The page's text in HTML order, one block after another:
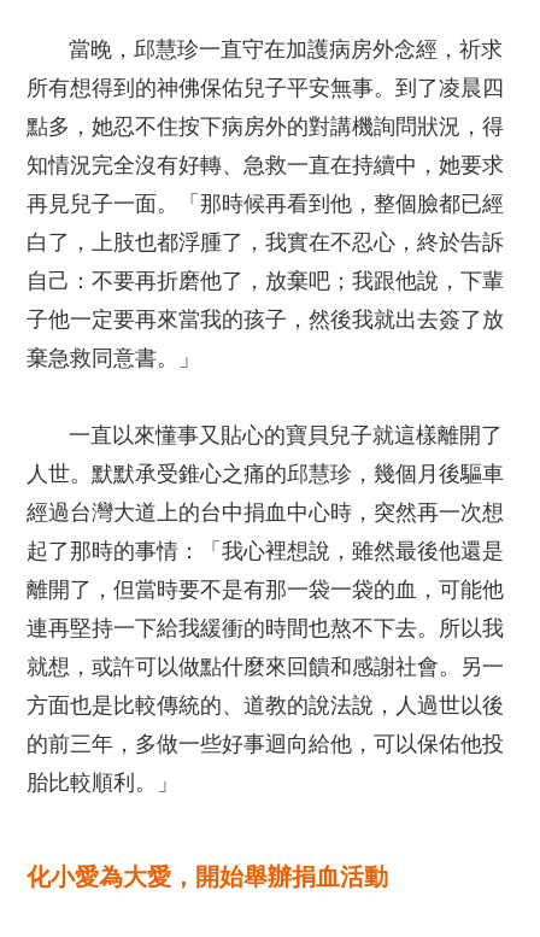
當晚，邱慧珍一直守在加護病房外念經，祈求
所有想得到的神佛保佑兒子平安無事。到了凌晨四
點多，她忍不住按下病房外的對講機詢問狀況，得
知情況完全沒有好轉、急救一直在持續中，她要求
再見兒子一面。「那時候再看到他，整個臉都已經
白了，上肢也都浮腫了，我實在不忍心，終於告訴
自己：不要再折磨他了，放棄吧；我跟他說，下輩
子他一定要再來當我的孩子，然後我就出去簽了放
棄急救同意書。」
一直以來懂事又貼心的寶貝兒子就這樣離開了
人世。默默承受錐心之痛的邱慧珍，幾個月後驅車
經過台灣大道上的台中捐血中心時，突然再一次想
起了那時的事情：「我心裡想說，雖然最後他還是
離開了，但當時要不是有那一袋一袋的血，可能他
連再堅持一下給我緩衝的時間也熬不下去。所以我
就想，或許可以做點什麼來回饋和感謝社會。另一
方面也是比較傳統的、道教的說法說，人過世以後
的前三年，多做一些好事迴向給他，可以保佑他投
胎比較順利。」
化小愛為大愛，開始舉辦捐血活動